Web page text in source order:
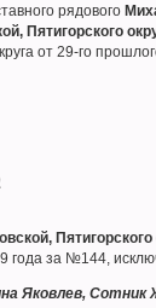
рядового
Пятигорского
от 29-го
за №144,
Яковлев, Сотник